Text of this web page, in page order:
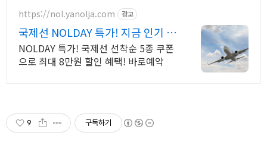
https://nol.yanolja.com 광고
국제선 NOLDAY 특가! 지금 인기 해
외노선 특가
NOLDAY 특가! 국제선 선착순 5종 쿠폰
으로 최대 8만원 할인 혜택! 바로예약
9 구독하기